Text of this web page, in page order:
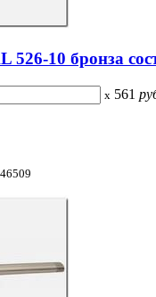
526-10 бронза
x 561